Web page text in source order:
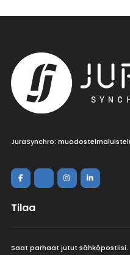
JuraSynchro:
Tilaa
Saat parhaat jutut sähköpostiisi.